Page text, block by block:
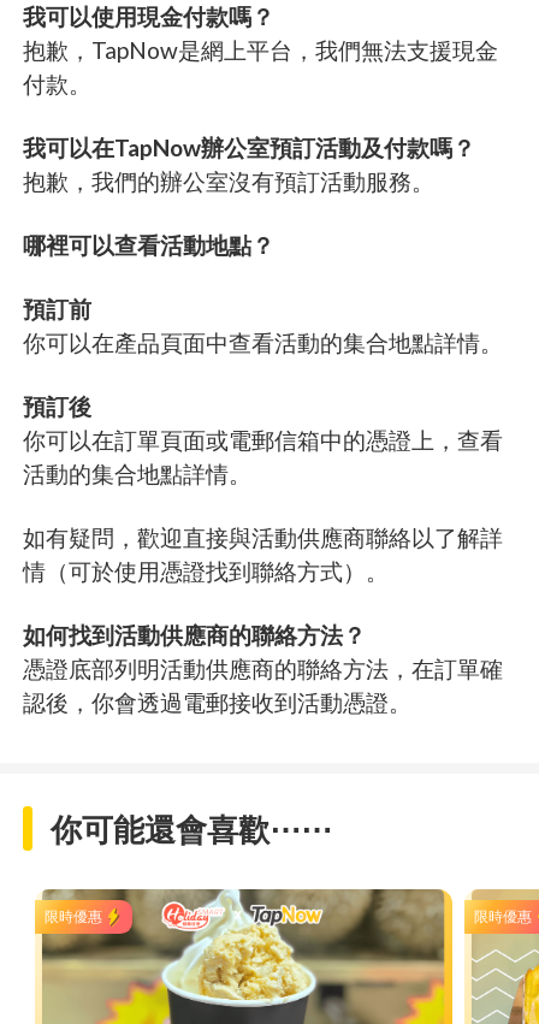
我可以使用現金付款嗎？
抱歉，TapNow是網上平台，我們無法支援現金
付款。
我可以在TapNow辦公室預訂活動及付款嗎？
抱歉，我們的辦公室沒有預訂活動服務。
哪裡可以查看活動地點？
預訂前
你可以在產品頁面中查看活動的集合地點詳情。
預訂後
你可以在訂單頁面或電郵信箱中的憑證上，查看
活動的集合地點詳情。
如有疑問，歡迎直接與活動供應商聯絡以了解詳
情（可於使用憑證找到聯絡方式）。
如何找到活動供應商的聯絡方法？
憑證底部列明活動供應商的聯絡方法，在訂單確
認後，你會透過電郵接收到活動憑證。
你可能還會喜歡⋯⋯
限時優惠 限時優惠